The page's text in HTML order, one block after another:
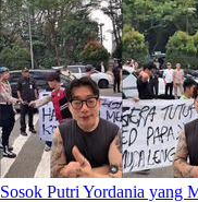
Sosok Putri Yordania yang